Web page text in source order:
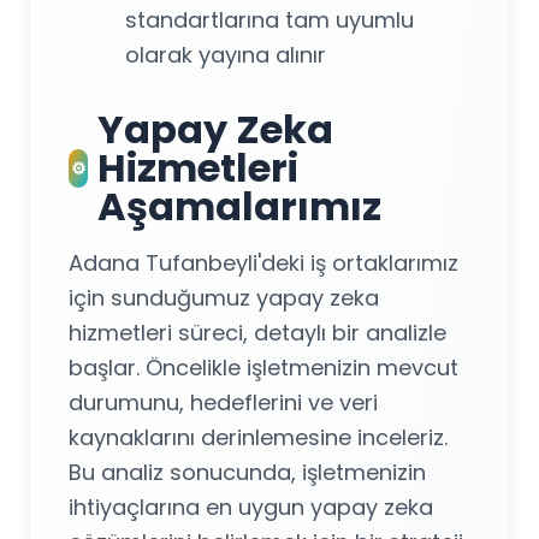
standartlarına tam uyumlu
olarak yayına alınır
⚙️
Yapay Zeka
Hizmetleri
Aşamalarımız
Adana Tufanbeyli'deki iş ortaklarımız
için sunduğumuz yapay zeka
hizmetleri süreci, detaylı bir analizle
başlar. Öncelikle işletmenizin mevcut
durumunu, hedeflerini ve veri
kaynaklarını derinlemesine inceleriz.
Bu analiz sonucunda, işletmenizin
ihtiyaçlarına en uygun yapay zeka